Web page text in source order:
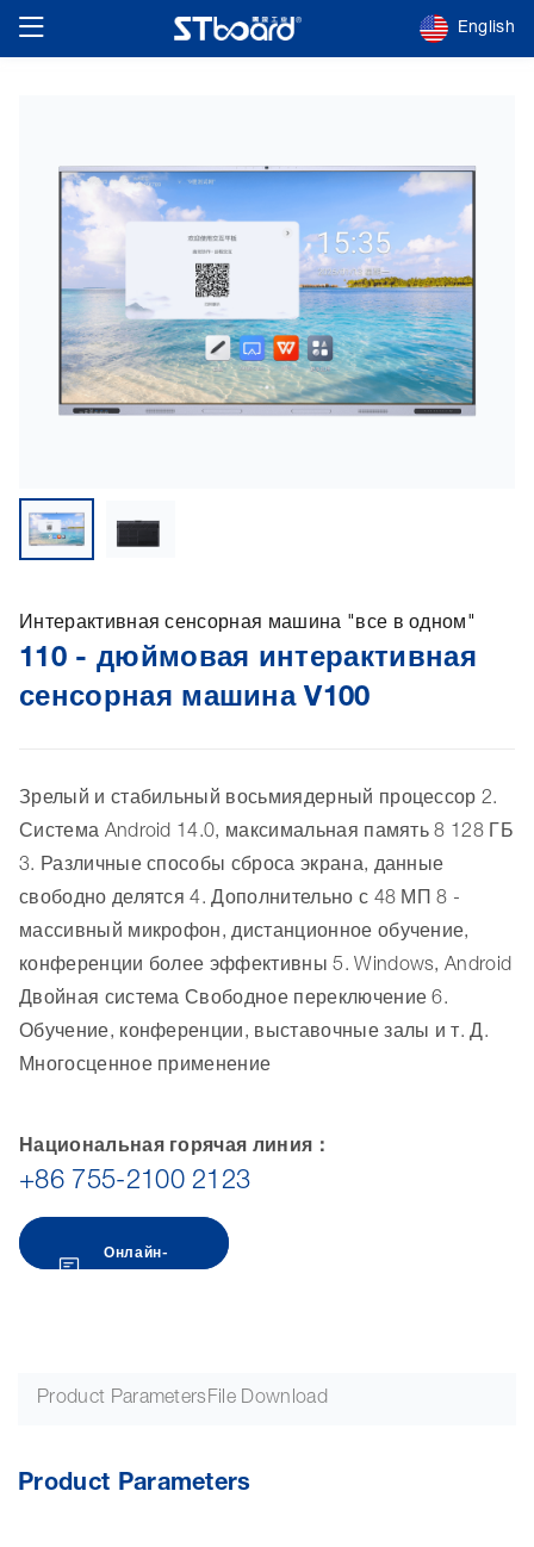
English
Интерактивная сенсорная машина "все в одном"
110 - дюймовая интерактивная
сенсорная машина V100
Зрелый и стабильный восьмиядерный процессор 2.
Система Android 14.0, максимальная память 8 128 ГБ
3. Различные способы сброса экрана, данные
свободно делятся 4. Дополнительно с 48 МП 8 -
массивный микрофон, дистанционное обучение,
конференции более эффективны 5. Windows, Android
Двойная система Свободное переключение 6.
Обучение, конференции, выставочные залы и т. Д.
Многосценное применение
Национальная горячая линия：
+86 755-2100 2123
Онлайн-
Product ParametersFile Download
Product Parameters